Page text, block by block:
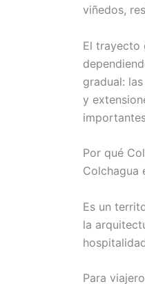
viñedos,
El trayecto
gradual:
y
Por qué
Colchagua
Es un
la
Para